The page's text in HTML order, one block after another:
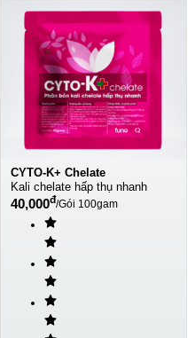
CYTO-K+ Chelate
Kali chelate hấp thụ nhanh
40,000đ/Gói 100gam